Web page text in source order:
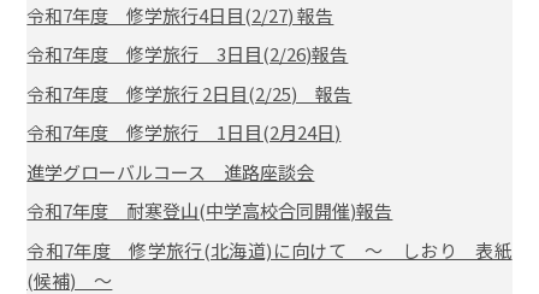
令和7年度 修学旅行4日目(2/27) 報告
令和7年度 修学旅行 3日目(2/26)報告
令和7年度 修学旅行 2日目(2/25) 報告
令和7年度 修学旅行 1日目(2月24日)
進学グローバルコース 進路座談会
令和7年度 耐寒登山(中学高校合同開催)報告
令和7年度 修学旅行(北海道)に向けて ～ しおり 表紙
(候補) ～